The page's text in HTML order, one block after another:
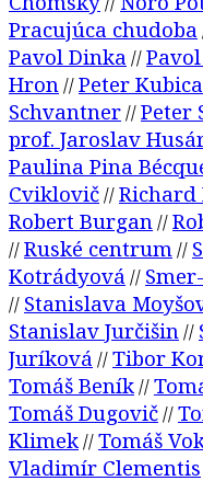
Pracujúca chudoba
Pavol Dinka //
Hron//Peter Kubica
Schvantner//Peter
prof. Jaroslav
Paulina Pina
Cviklovič//Richard
Robert Burgan//
//Ruské centrum//
Kotrádyová //
// Stanislava
Stanislav Jurčišin//
Juríková //Tibor
Tomáš Beník//
Tomáš Dugovič//
Klimek//Tomáš
Vladimír Clementis